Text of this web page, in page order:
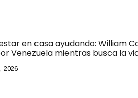
en casa ayudando: William
Venezuela mientras busca la
2026